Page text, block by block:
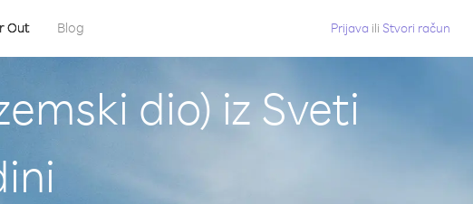
Out Blog Prijava ili Stvori račun
dio) iz Sveti